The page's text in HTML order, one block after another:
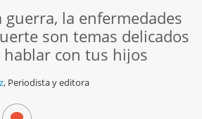
guerra, la enfermedades
son temas delicados
hablar con tus hijos
, Periodista y editora